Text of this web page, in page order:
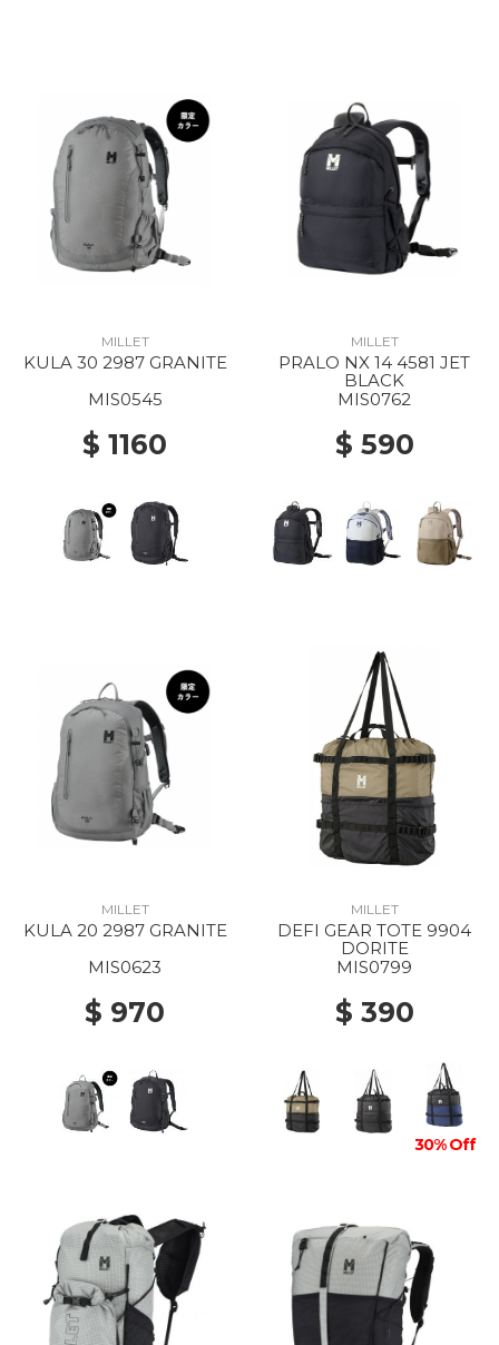
MILLET
KULA 30 2987 GRANITE
MIS0545
$ 1160
MILLET
PRALO NX 14 4581 JET
BLACK
MIS0762
$ 590
MILLET
KULA 20 2987 GRANITE
MIS0623
$ 970
MILLET
DEFI GEAR TOTE 9904
DORITE
MIS0799
$ 390
30% Off